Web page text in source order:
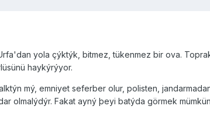
yola çýktýk, bitmez, tükenmez bir ova.
haykýrýyor.
mý, emniyet seferber olur, polisten,
olmalýdýr. Fakat ayný þeyi batýda görmek